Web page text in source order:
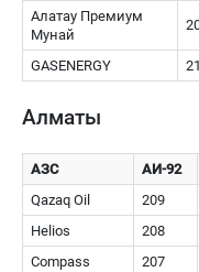
Алатау Премиум
Мунай
GASENERGY
Алматы
АЗС АИ-92
Qazaq Oil
209
Helios
208
Compass
207